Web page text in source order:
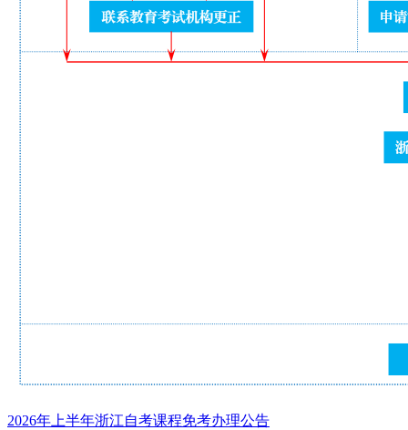
2026年上半年浙江自考课程免考办理公告